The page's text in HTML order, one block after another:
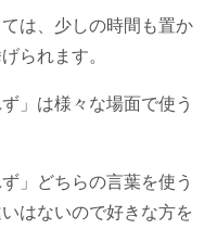
は、少しの時間も置か
られます。
」は様々な場面で使う
」どちらの言葉を使う
はないので好きな方を